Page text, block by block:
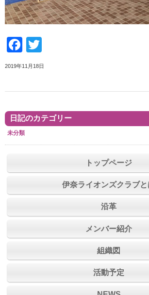
Facebook
2019年11月18日
日記のカテゴリー
未分類
トップページ
伊奈ライオンズクラブと
沿革
メンバー紹介
組織図
活動予定